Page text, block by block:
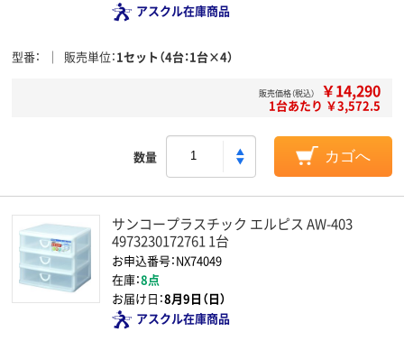
アスクル在庫商品
型番 販売単位 1セット（4台：1台×4）
販売価格（税込） ￥14,290
1台あたり ￥3,572.5
数量 カゴへ
サンコープラスチック エルピス AW-403
4973230172761 1台
お申込番号：NX74049
在庫：8点
お届け日：8月9日（日）
アスクル在庫商品